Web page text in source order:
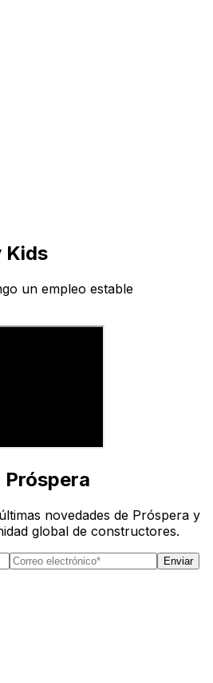
Kids
un empleo estable
novedades de Próspera y
global de constructores.
Enviar